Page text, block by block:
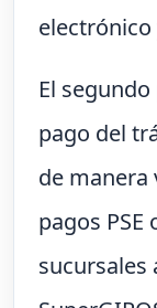
El
pago del
de manera
pagos
sucursales